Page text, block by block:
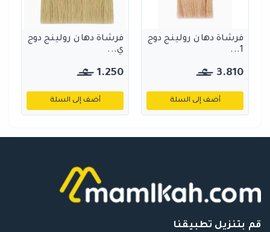
فرشاة دهان رولينج دوج
1...
3.810
أضف إلى السلة
فرشاة دهان رولينج دوج
ي...
1.250
أضف إلى السلة
قم بتنزيل تطبيقنا